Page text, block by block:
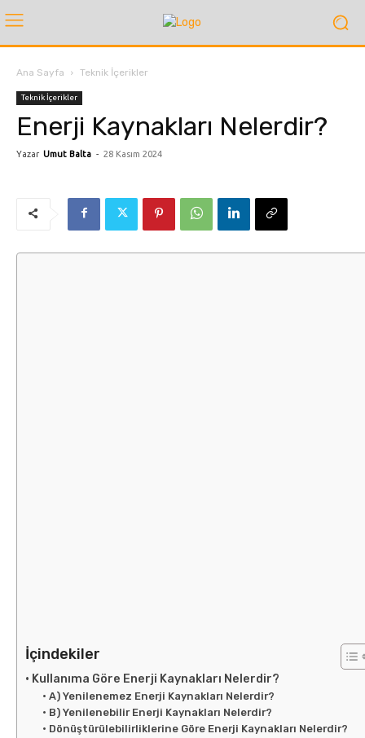
Ana Sayfa Teknik İçerikler
Teknik İçerikler
Enerji Kaynakları Nelerdir?
Yazar Umut Balta - 28 Kasım 2024
İçindekiler
Kullanıma Göre Enerji Kaynakları Nelerdir?
A) Yenilenemez Enerji Kaynakları Nelerdir?
B) Yenilenebilir Enerji Kaynakları Nelerdir?
Dönüştürülebilirliklerine Göre Enerji Kaynakları Nelerdir?